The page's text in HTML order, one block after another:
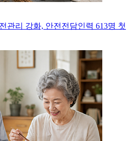
관리 강화, 안전전담인력 613명 첫